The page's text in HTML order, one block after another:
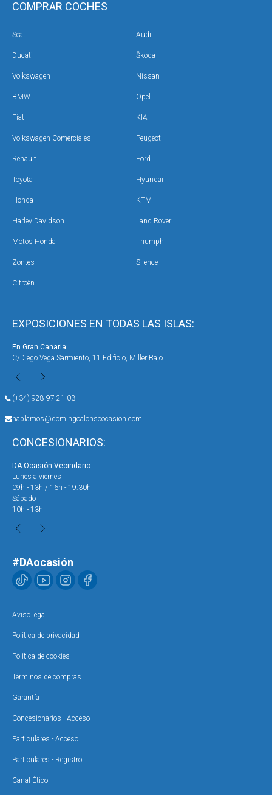
EXPOSICIONES EN TODAS LAS ISLAS:
En Gran Canaria:
C/Diego Vega Sarmiento, 11 Edificio, Miller Bajo
(+34) 928 97 21 03
hablamos@domingoalonsoocasion.com
CONCESIONARIOS:
DA Ocasión Vecindario
Lunes a viernes
09h - 13h / 16h - 19:30h
Sábado
10h - 13h
COMPRAR COCHES
Seat Audi
Ducati Škoda
Volkswagen Nissan
BMW Opel
Fiat KIA
Volkswagen Comerciales Peugeot
Renault Ford
Toyota Hyundai
Honda KTM
Harley Davidson Land Rover
Motos Honda Triumph
Zontes Silence
Citroën
#DAocasión
Aviso legal
Política de privacidad
Política de cookies
Términos de compras
Garantía
Concesionarios - Acceso
Particulares - Acceso
Particulares - Registro
Canal Ético